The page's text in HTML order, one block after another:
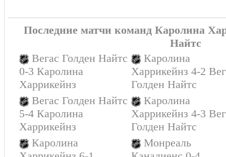
Последние матчи команд Каролина
Найтс
Вегас Голден Найтс
0-3 Каролина
Харрикейнз
Каролина
Харрикейнз 4-2
Голден Найтс
Вегас Голден Найтс
5-4 Каролина
Харрикейнз
Каролина
Харрикейнз 4-3
Голден Найтс
Каролина
Монреаль